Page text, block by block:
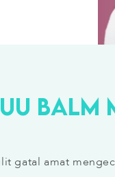
BALM
gatal amat